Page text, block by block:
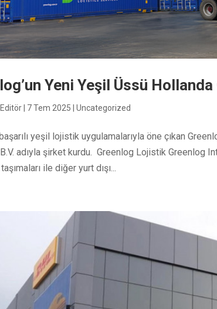
Yeni Yeşil Üssü Hollanda
Editör 7 Tem 2025 |Uncategorized
yeşil lojistik uygulamalarıyla öne çıkan
adıyla şirket kurdu. Greenlog Lojistik Greenlog
ile diğer yurt dışı...